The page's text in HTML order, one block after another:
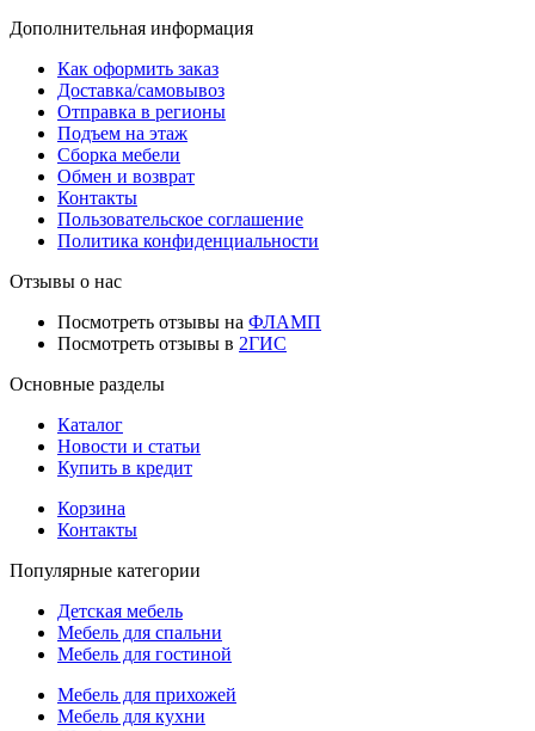
Дополнительная информация
Как оформить заказ
Доставка/самовывоз
Отправка в регионы
Подъем на этаж
Сборка мебели
Обмен и возврат
Контакты
Пользовательское соглашение
Политика конфиденциальности
Отзывы о нас
Посмотреть отзывы на ФЛАМП
Посмотреть отзывы в 2ГИС
Основные разделы
Каталог
Новости и статьи
Купить в кредит
Корзина
Контакты
Популярные категории
Детская мебель
Мебель для спальни
Мебель для гостиной
Мебель для прихожей
Мебель для кухни